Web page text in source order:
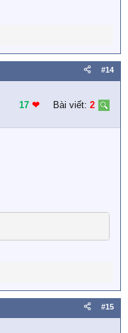
#14
17 ❤︎ Bài viết: 2
#15